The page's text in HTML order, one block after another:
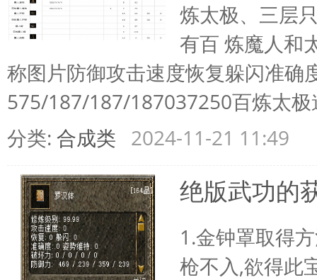
炼太极、三层
有百 炼魔人和
称图片防御攻击速度恢复躲闪准确
575/187/187/187037250百炼太极
分类: 合成类 2024-11-21 11:49
绝版武功的
1.金钟罩取得
枪不入,欲得此